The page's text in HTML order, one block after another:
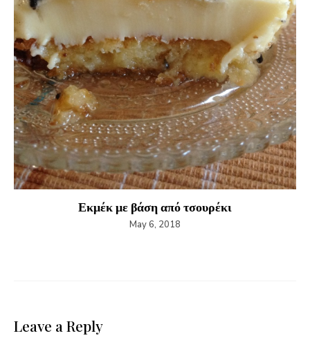
Εκμέκ με βάση από τσουρέκι
May 6, 2018
Leave a Reply